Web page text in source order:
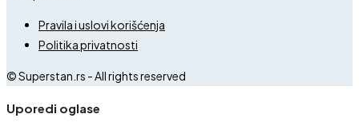
Pravila i uslovi korišćenja
Politika privatnosti
© Superstan.rs - All rights reserved
Uporedi oglase